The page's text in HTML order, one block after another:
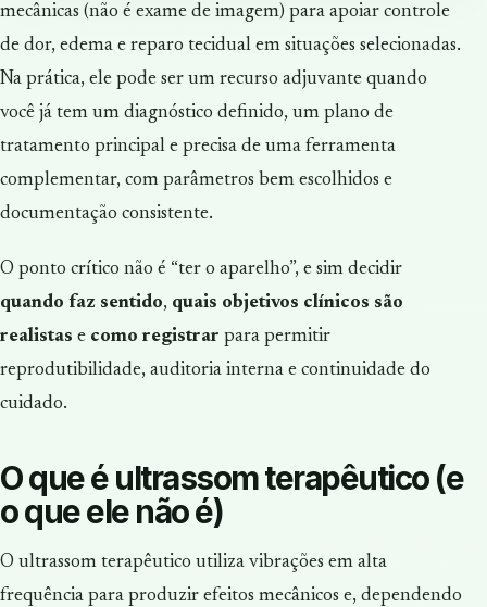
mecânicas (não é exame de imagem) para apoiar controle
de dor, edema e reparo tecidual em situações selecionadas.
Na prática, ele pode ser um recurso adjuvante quando
você já tem um diagnóstico definido, um plano de
tratamento principal e precisa de uma ferramenta
complementar, com parâmetros bem escolhidos e
documentação consistente.
O ponto crítico não é “ter o aparelho”, e sim decidir
quando faz sentido, quais objetivos clínicos são
realistas e como registrar para permitir
reprodutibilidade, auditoria interna e continuidade do
cuidado.
O que é ultrassom terapêutico (e
o que ele não é)
O ultrassom terapêutico utiliza vibrações em alta
frequência para produzir efeitos mecânicos e, dependendo